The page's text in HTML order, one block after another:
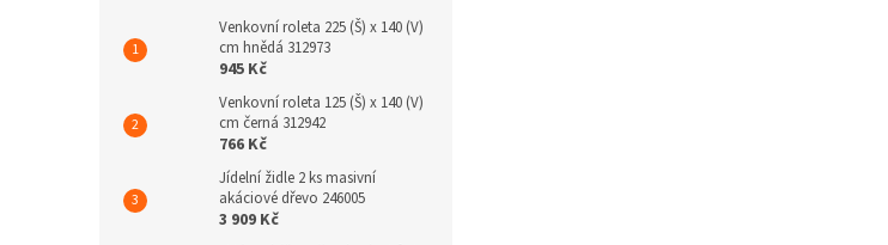
Venkovní roleta 225 (Š) x 140 (V)
cm hnědá 312973
945 Kč
Venkovní roleta 125 (Š) x 140 (V)
cm černá 312942
766 Kč
Jídelní židle 2 ks masivní
akáciové dřevo 246005
3 909 Kč